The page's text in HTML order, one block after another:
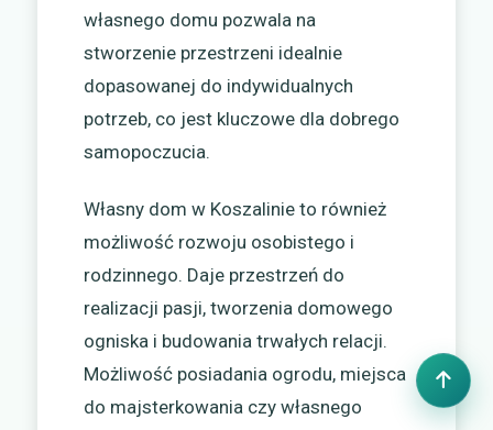
własnego domu pozwala na
stworzenie przestrzeni idealnie
dopasowanej do indywidualnych
potrzeb, co jest kluczowe dla dobrego
samopoczucia.
Własny dom w Koszalinie to również
możliwość rozwoju osobistego i
rodzinnego. Daje przestrzeń do
realizacji pasji, tworzenia domowego
ogniska i budowania trwałych relacji.
Możliwość posiadania ogrodu, miejsca
do majsterkowania czy własnego